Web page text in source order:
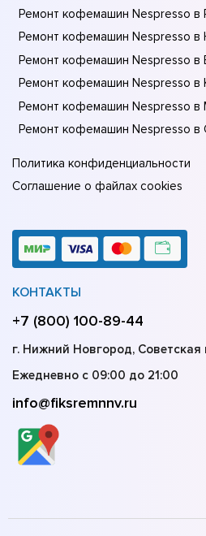
Ремонт кофемашин Nespresso в
Ремонт кофемашин Nespresso в
Ремонт кофемашин Nespresso в
Ремонт кофемашин Nespresso в
Ремонт кофемашин Nespresso в
Ремонт кофемашин Nespresso в
Политика конфиденциальности
Соглашение о файлах cookies
КОНТАКТЫ
+7 (800) 100-89-44
г. Нижний Новгород,
Ежедневно с 09:00 до 21:00
info@fiksremnnv.ru